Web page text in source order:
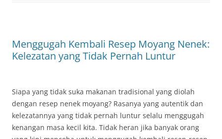
Menggugah Kembali Resep Moyang Nenek:
Kelezatan yang Tidak Pernah Luntur
Siapa yang tidak suka makanan tradisional yang diolah
dengan resep nenek moyang? Rasanya yang autentik dan
kelezatannya yang tidak pernah luntur selalu menggugah
kenangan masa kecil kita. Tidak heran jika banyak orang